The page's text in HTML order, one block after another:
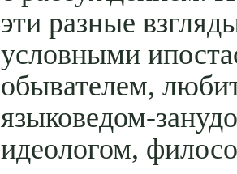
эти разные
условными
обывателем,
языковедом-
идеологом,